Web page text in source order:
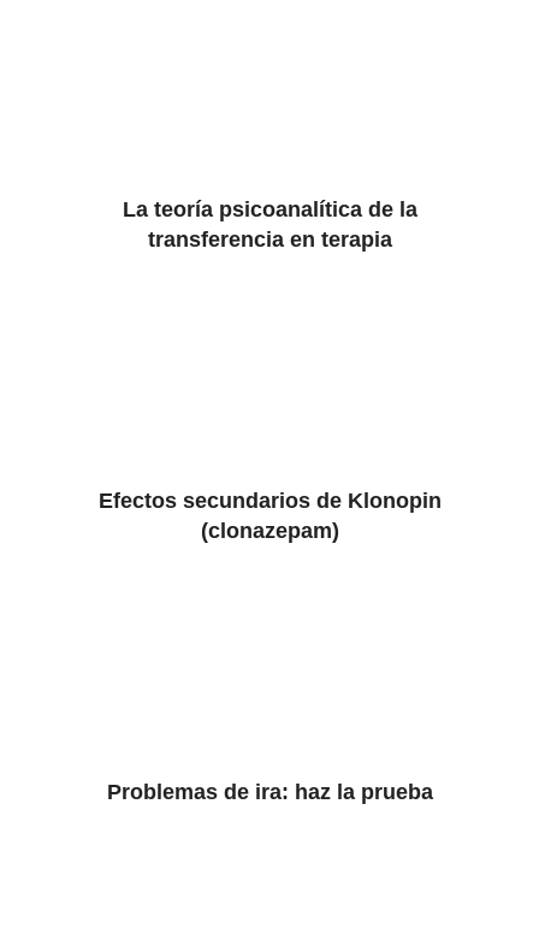
La teoría psicoanalítica de la
transferencia en terapia
Efectos secundarios de Klonopin
(clonazepam)
Problemas de ira: haz la prueba